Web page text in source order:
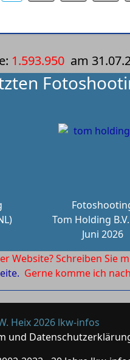
1.593.950 am
Tom Holding B.V.
Juni 2026
Website? Schreiben Sie
Gerne komme ich
Heix 2026 lkw-infos
und